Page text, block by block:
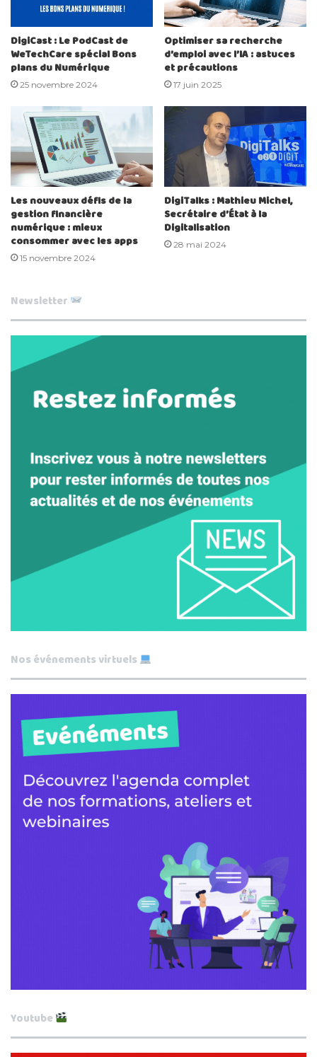
DigiCast : Le PodCast de
WeTechCare spécial Bons
plans du Numérique
25 novembre 2024
Optimiser sa recherche
d’emploi avec l’IA : astuces
et précautions
17 juin 2025
Les nouveaux défis de la
gestion financière
numérique : mieux
consommer avec les apps
15 novembre 2024
DigiTalks : Mathieu Michel,
Secrétaire d’État à la
Digitalisation
28 mai 2024
Newsletter
Nos événements virtuels
Youtube